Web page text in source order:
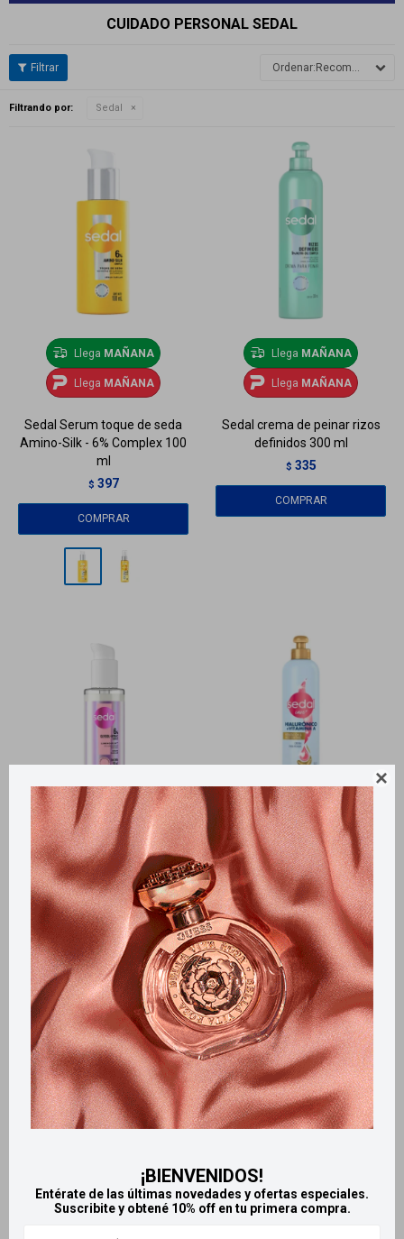

¡BIENVENIDOS!
Entérate de las últimas novedades y ofertas especiales.
Suscribite y obtené 10% off en tu primera compra.
CUIDADO PERSONAL SEDAL
Recomendados
Filtrando por: Sedal
Llega MAÑANA
Llega MAÑANA
Sedal Serum toque de seda
Amino-Silk - 6% Complex 100
ml
$ 397
Llega MAÑANA
Llega MAÑANA
Sedal crema de peinar rizos
definidos 300 ml
$ 335
LlegaMAÑANA
LlegaMAÑANA
Serúm Capilar Sedal
Luminous 110ml
$ 397
LlegaMAÑANA
LlegaMAÑANA
Crema de peinar SEDAL 300
ml - Hialuronico + Vitamina A
$ 335